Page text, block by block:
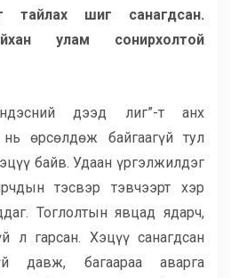
тайлах шиг санагдсан.
улам сонирхолтой
дээд лиг”-т анх
нь өрсөлдөж байгаагүй тул
байв. Удаан үргэлжилдэг
тэсвэр тэвчээрт хэр
Тоглолтын явцад ядарч,
л гарсан. Хэцүү санагдсан
давж, багаараа аварга